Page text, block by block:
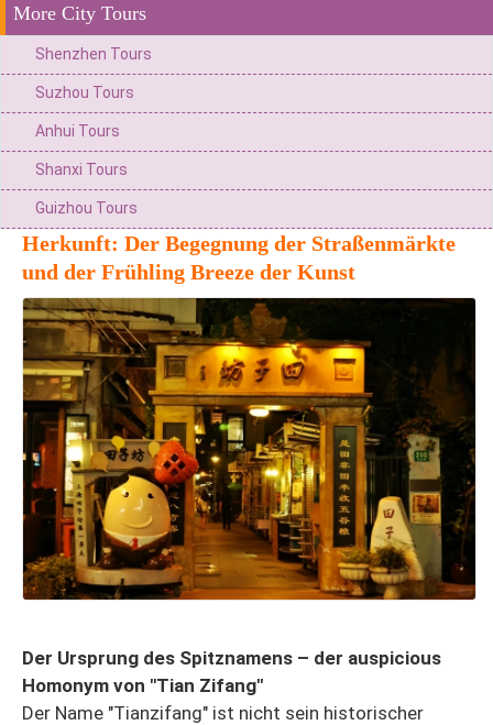
More City Tours
Shenzhen Tours
Suzhou Tours
Anhui Tours
Shanxi Tours
Guizhou Tours
Herkunft: Der Begegnung der Straßenmärkte
und der Frühling Breeze der Kunst
Der Ursprung des Spitznamens – der auspicious
Homonym von "Tian Zifang"
Der Name "Tianzifang" ist nicht sein historischer